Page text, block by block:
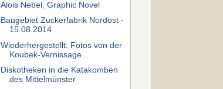
Alois Nebel, Graphic Novel
Baugebiet Zuckerfabrik Nordost -
15.08.2014
Wiederhergestellt: Fotos von der
Koubek-Vernissage...
Diskotheken in die Katakomben
des Mittelmünster